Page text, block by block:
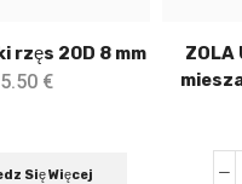
rzęs 20D 8 mm
5.50 €
Się Więcej